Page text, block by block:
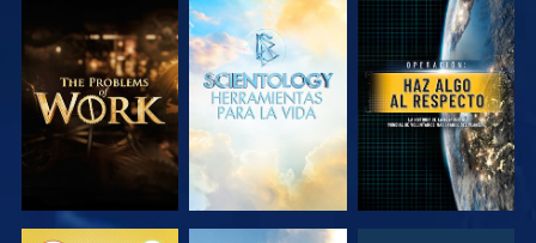
EXPLORA LAS
SERIES
EXPLORA LAS
SERIES
VE